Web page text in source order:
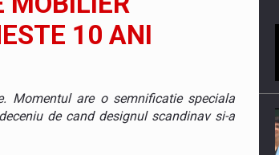
BUSINESS SCENE
10 ANI
Momentul are o semnificatie speciala
de cand designul scandinav si-a